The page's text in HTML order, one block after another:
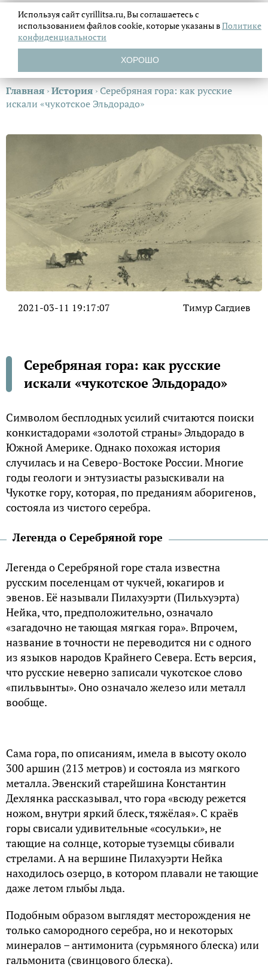
Главная ›История ›Серебряная гора: как русские
искали «чукотское Эльдорадо»
2021-03-11 19:17:07 Тимур Сагдиев
Серебряная гора: как русские
искали «чукотское Эльдорадо»
Символом бесплодных усилий считаются поиски
конкистадорами «золотой страны» Эльдорадо в
Южной Америке. Однако похожая история
случилась и на Северо-Востоке России. Многие
годы геологи и энтузиасты разыскивали на
Чукотке гору, которая, по преданиям аборигенов,
состояла из чистого серебра.
Легенда о Серебряной горе
Легенда о Серебряной горе стала известна
русским поселенцам от чукчей, юкагиров и
эвенов. Её называли Пилахуэрти (Пильхуэрта)
Нейка, что, предположительно, означало
«загадочно не тающая мягкая гора». Впрочем,
название в точности не переводится ни с одного
из языков народов Крайнего Севера. Есть версия,
что русские неверно записали чукотское слово
«пильвынты». Оно означало железо или металл
вообще.
Сама гора, по описаниям, имела в высоту около
300 аршин (213 метров) и состояла из мягкого
металла. Эвенский старейшина Константин
Дехлянка рассказывал, что гора «всюду режется
ножом, внутри яркий блеск, тяжёлая». С краёв
горы свисали удивительные «сосульки», не
тающие на солнце, которые туземцы сбивали
стрелами. А на вершине Пилахуэрти Нейка
находилось озерцо, в котором плавали не тающие
даже летом глыбы льда.
Подобным образом выглядят месторождения не
только самородного серебра, но и некоторых
минералов – антимонита (сурьмяного блеска) или
гальмонита (свинцового блеска).
Используя сайт cyrillitsa.ru, Вы соглашаетесь с
использованием файловcookie, которые указаны вПолитике
конфиденциальности
ХОРОШО